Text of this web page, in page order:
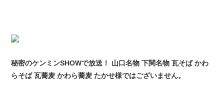
秘密のケンミンSHOWで放送！ 山口名物 下関名物 瓦そば かわ
らそば 瓦蕎麦 かわら蕎麦 たかせ様ではございません。